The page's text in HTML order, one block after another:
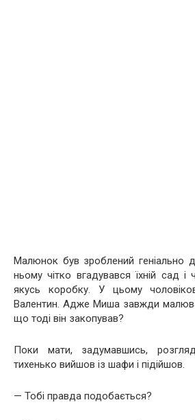
Малюнок був зроблений геніально
ньому чітко вгадувався їхній сад
якусь коробку. У цьому
Валентин. Адже Миша завжди
що тоді він закопував?
Поки мати, задумавшись,
тихенько вийшов із шафи і підійшов.
— Тобі правда подобається?